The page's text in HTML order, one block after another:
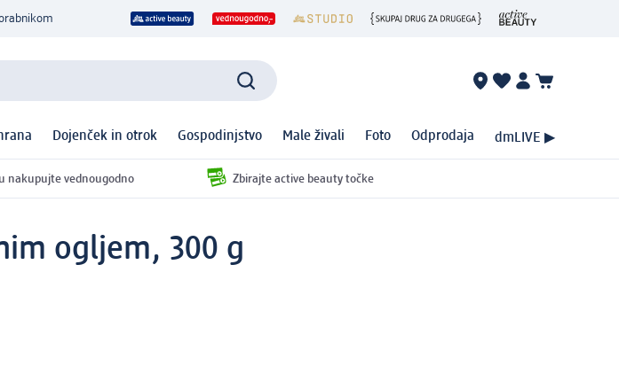
Dojenček in otrok Gospodinjstvo Male živali Foto Odprodaja dmLIVE ▶
nakupujte vednougodno Zbirajte active beauty točke
ogljem, 300 g